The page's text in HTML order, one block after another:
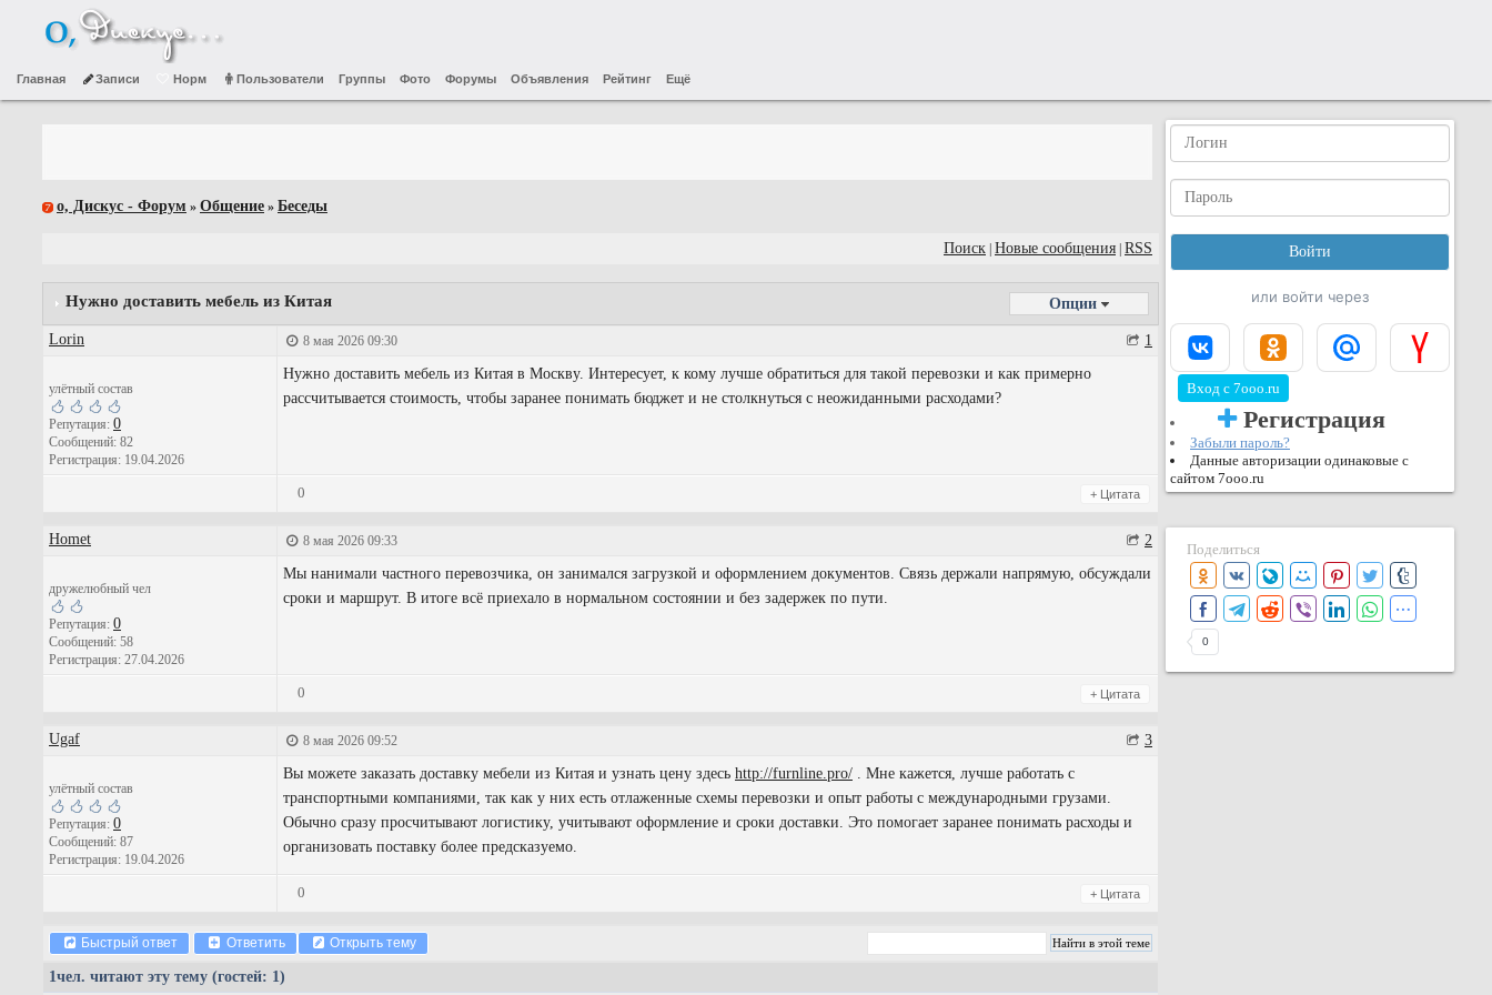
Главная Записи Норм Пользователи Группы Фото Форумы Объявления Рейтинг Ещё
о, Дискус - Форум » Общение » Беседы
Поиск Новые сообщения RSS
Нужно доставить мебель из Китая Опции
Lorin 8 мая 2026 09:30 1
улётный состав
Репутация: 0
Сообщений: 82
Регистрация: 19.04.2026
Нужно доставить мебель из Китая в Москву. Интересует, к кому лучше обратиться для такой перевозки и как примерно
рассчитывается стоимость, чтобы заранее понимать бюджет и не столкнуться с неожиданными расходами?
0 + Цитата
Homet 8 мая 2026 09:33 2
дружелюбный чел
Репутация: 0
Сообщений: 58
Регистрация: 27.04.2026
Мы нанимали частного перевозчика, он занимался загрузкой и оформлением документов. Связь держали напрямую, обсуждали
сроки и маршрут. В итоге всё приехало в нормальном состоянии и без задержек по пути.
0 + Цитата
Ugaf 8 мая 2026 09:52 3
улётный состав
Репутация: 0
Сообщений: 87
Регистрация: 19.04.2026
Вы можете заказать доставку мебели из Китая и узнать цену здесь http://furnline.pro/ . Мне кажется, лучше работать с
транспортными компаниями, так как у них есть отлаженные схемы перевозки и опыт работы с международными грузами.
Обычно сразу просчитывают логистику, учитывают оформление и сроки доставки. Это помогает заранее понимать расходы и
организовать поставку более предсказуемо.
0 + Цитата
Быстрый ответ Ответить Открыть тему
1чел. читают эту тему (гостей: 1)
или войти через
Вход с 7ooo.ru
Регистрация
Забыли пароль?
Данные авторизации одинаковые с
сайтом 7ooo.ru
Поделиться
0